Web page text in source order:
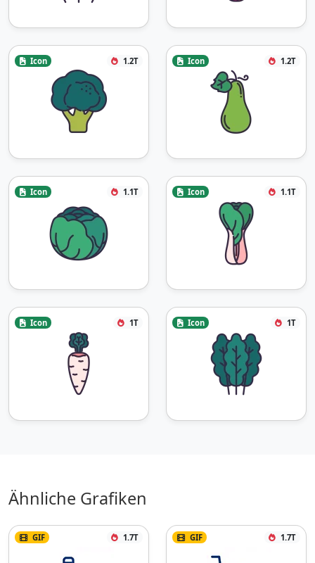
Icon 1.2T Icon 1.2T
Icon 1.1T Icon 1.1T
Icon 1T Icon 1T
Ähnliche Grafiken
GIF 1.7T GIF 1.7T